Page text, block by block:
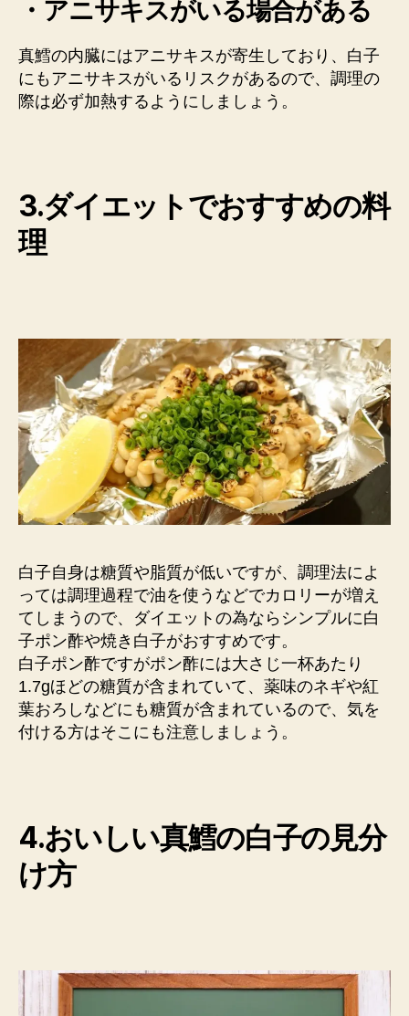
・アニサキスがいる場合がある
真鱈の内臓にはアニサキスが寄生しており、白子
にもアニサキスがいるリスクがあるので、調理の
際は必ず加熱するようにしましょう。
3.ダイエットでおすすめの料
理
白子自身は糖質や脂質が低いですが、調理法によ
っては調理過程で油を使うなどでカロリーが増え
てしまうので、ダイエットの為ならシンプルに白
子ポン酢や焼き白子がおすすめです。
白子ポン酢ですがポン酢には大さじ一杯あたり
1.7gほどの糖質が含まれていて、薬味のネギや紅
葉おろしなどにも糖質が含まれているので、気を
付ける方はそこにも注意しましょう。
4.おいしい真鱈の白子の見分
け方